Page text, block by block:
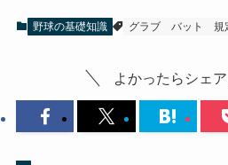
野球の基礎知識 グラブ バット 規
よかったらシェア